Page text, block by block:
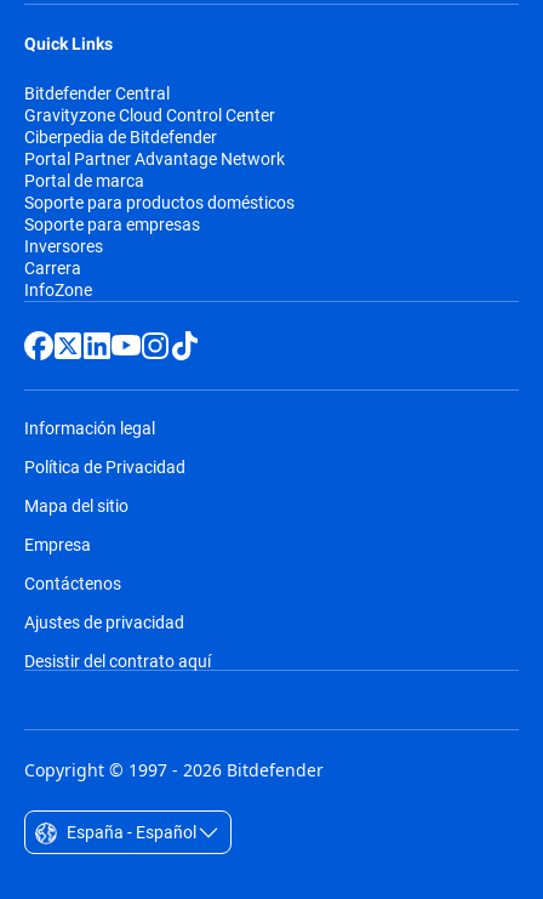
Quick Links
Bitdefender Central
Gravityzone Cloud Control Center
Ciberpedia de Bitdefender
Portal Partner Advantage Network
Portal de marca
Soporte para productos domésticos
Soporte para empresas
Inversores
Carrera
InfoZone
Información legal
Política de Privacidad
Mapa del sitio
Empresa
Contáctenos
Ajustes de privacidad
Desistir del contrato aquí
Copyright © 1997 - 2026 Bitdefender
España - Español